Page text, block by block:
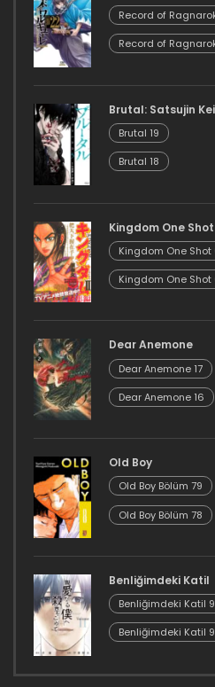
Record of
Record of
Brutal: Satsujin
Brutal 19
Brutal 18
Kingdom One Shot
Kingdom One Shot
Kingdom One Shot
Dear Anemone
Dear Anemone 17
Dear Anemone 16
Old Boy
Old Boy Bölüm 79
Old Boy Bölüm 78
Benliğimdeki Katil
Benliğimdeki Katil
Benliğimdeki Katil